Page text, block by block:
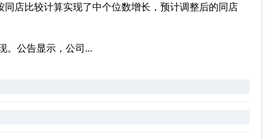
店比较计算实现了中个位数增长，预计调整后的同店
。公告显示，公司...